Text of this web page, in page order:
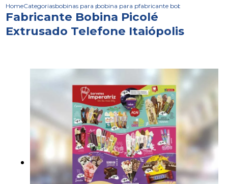
HomeCategoriasbobinas para picolesbobina para picole personalizada
fabricante bobina picole
Fabricante Bobina Picolé
Extrusado Telefone Itaiópolis